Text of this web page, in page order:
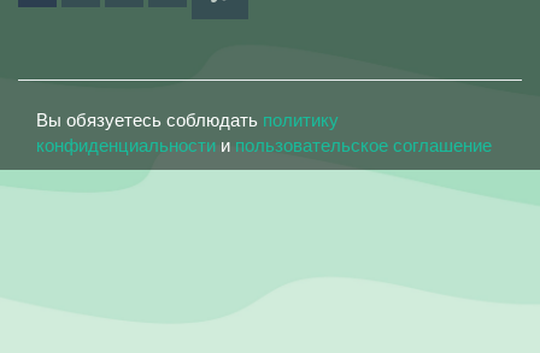
Вы обязуетесь соблюдать политику
конфиденциальности и пользовательское соглашение